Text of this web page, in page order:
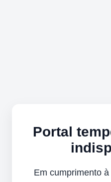
Portal
Em cumprimento